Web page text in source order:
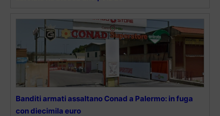
Banditi armati assaltano Conad a Palermo: in fuga
con diecimila euro